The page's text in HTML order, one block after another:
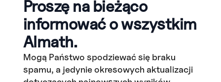
Proszę na bieżąco
informować o wszystkim
Almath.
Mogą Państwo spodziewać się braku
spamu, a jedynie okresowych aktualizacji